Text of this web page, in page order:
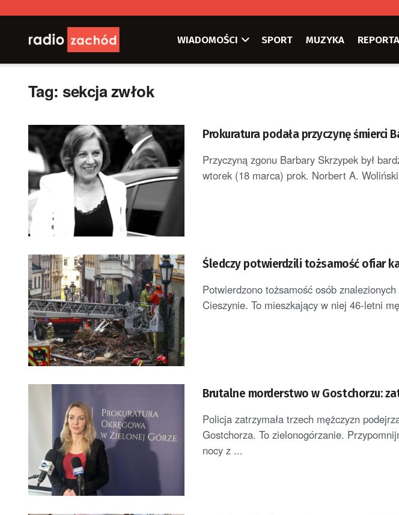
WIADOMOŚCI SPORT MUZYKA
Tag: sekcja zwłok
Prokuratura podała przyczynę śmierci
Przyczyną zgonu Barbary Skrzypek był
wtorek (18 marca) prok. Norbert A.
Śledczy potwierdzili tożsamość ofiar
Potwierdzono tożsamość osób
Cieszynie. To mieszkający w niej 46-letni
Brutalne morderstwo w Gostchorzu:
Policja zatrzymała trzech mężczyzn
Gostchorza. To zielonogórzanie.
nocy z ...